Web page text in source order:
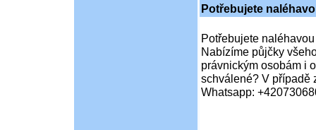
Potřebujete
Potřebujete
Nabízíme půjčky
právnickým osobám i
schválené? V případě
Whatsapp: